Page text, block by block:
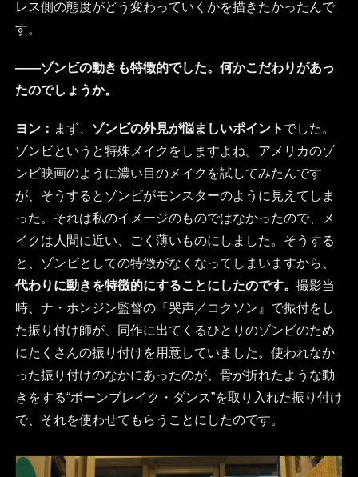
レス側の態度がどう変わっていくかを描きたかったんで
す。
――ゾンビの動きも特徴的でした。何かこだわりがあっ
たのでしょうか。
ヨン： まず、 ゾンビの外見が悩ましいポイント でした。
ゾンビというと特殊メイクをしますよね。アメリカのゾ
ンビ映画のように濃い目のメイクを試してみたんです
が、そうするとゾンビがモンスターのように見えてしま
った。それは私のイメージのものではなかったので、メ
イクは人間に近い、ごく薄いものにしました。そうする
と、ゾンビとしての特徴がなくなってしまいますから、
代わりに動きを特徴的にすることにしたのです。 撮影当
時、ナ・ホンジン監督の『哭声／コクソン』で振付をし
た振り付け師が、同作に出てくるひとりのゾンビのため
にたくさんの振り付けを用意していました。使われなか
った振り付けのなかにあったのが、骨が折れたような動
きをする“ボーンブレイク・ダンス”を取り入れた振り付け
で、それを使わせてもらうことにしたのです。